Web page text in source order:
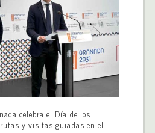
celebra el Día de los
y visitas guiadas en el